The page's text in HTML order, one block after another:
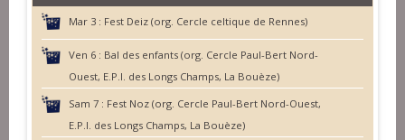
Mar 3 : Fest Deiz (org. Cercle celtique de Rennes)
Ven 6 : Bal des enfants (org. Cercle Paul-Bert Nord-
Ouest, E.P.I. des Longs Champs, La Bouèze)
Sam 7 : Fest Noz (org. Cercle Paul-Bert Nord-Ouest,
E.P.I. des Longs Champs, La Bouèze)